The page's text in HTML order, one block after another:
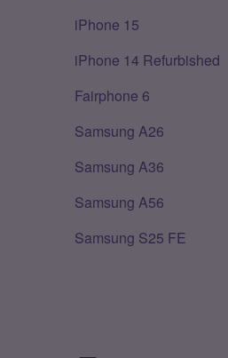
iPhone 15
iPhone 14 Refurbished
Fairphone 6
Samsung A26
Samsung A36
Samsung A56
Samsung S25 FE